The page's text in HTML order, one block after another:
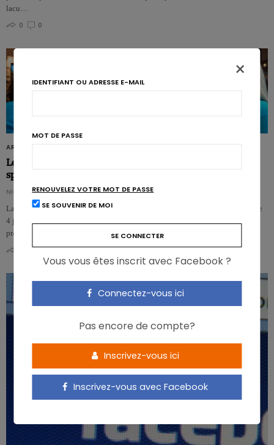
lacu…
0
0
ARTICLES
Les 18-25 ans, nouveaux consommateurs aux habitudes
spécifiques
NICOLAS ROUSSEAU
La Fondation Louis-Bonduelle a organisé ses 6èmes Rencontres Annuelles, le
4 juin 2013 à Paris. A cette occasion, Claude Fischler (CNRS) a évalué les
pratiq…
0
×
IDENTIFIANT OU ADRESSE E-MAIL
MOT DE PASSE
RENOUVELEZ VOTRE MOT DE PASSE
SE SOUVENIR DE MOI
Vous vous êtes inscrit avec Facebook ?
Connectez-vous ici
Pas encore de compte?
Inscrivez-vous ici
Inscrivez-vous avec Facebook